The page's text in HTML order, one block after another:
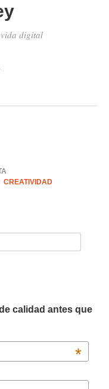
digital
CREATIVIDAD
calidad antes que
*